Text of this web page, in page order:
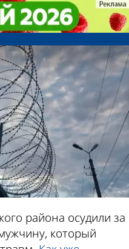
Кузнецком: вынесен
района осудили за
который
Кузнецком: вынесен